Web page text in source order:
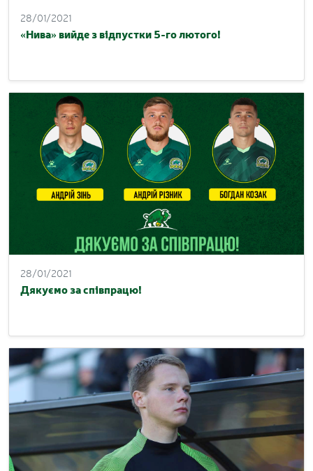
28/01/2021
«Нива» вийде з відпустки 5-го лютого!
28/01/2021
Дякуємо за співпрацю!